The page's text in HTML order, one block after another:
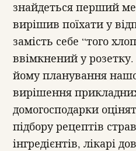
знайдеться перший
вирішив поїхати у
замість себе “того
ввімкнений у
йому планування
вирішення
домогосподарки
підбору рецептів
інгредієнтів, лікарі